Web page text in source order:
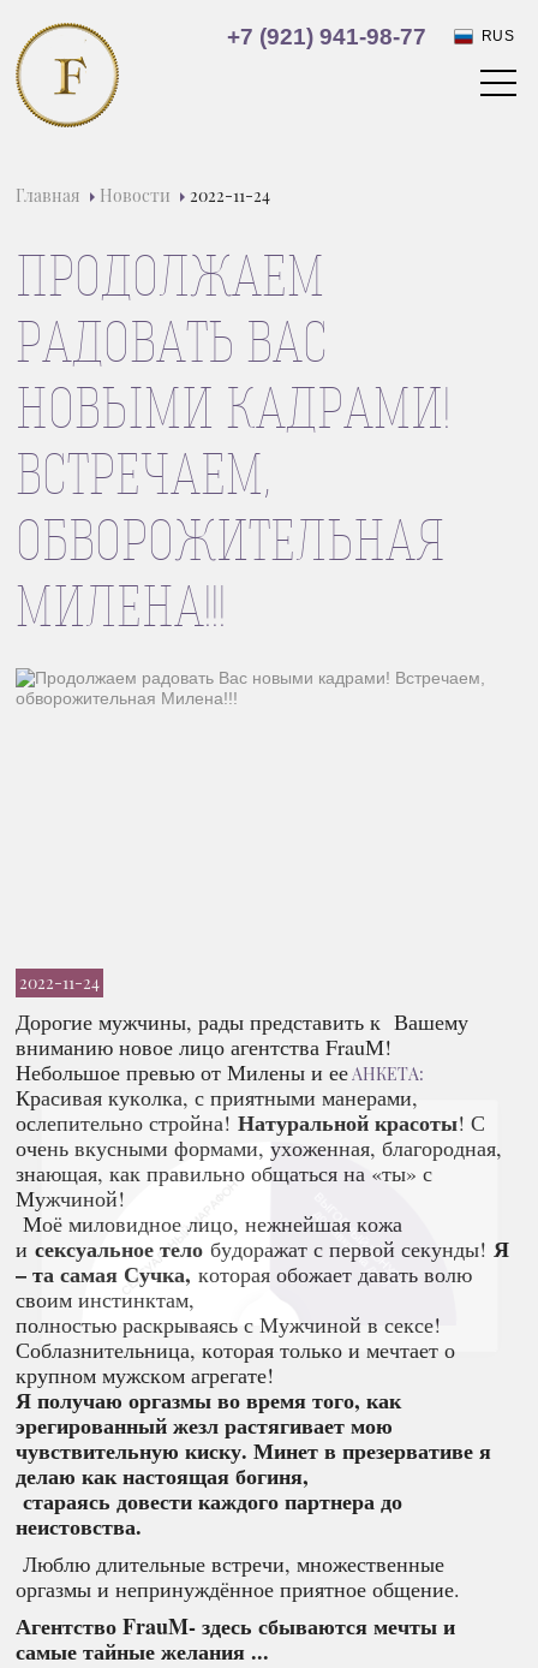
+7 (921) 941-98-77 RUS
Главная Новости 2022-11-24
ПРОДОЛЖАЕМ
РАДОВАТЬ ВАС
НОВЫМИ КАДРАМИ!
ВСТРЕЧАЕМ,
ОБВОРОЖИТЕЛЬНАЯ
МИЛЕНА!!!
2022-11-24
Дорогие мужчины, рады представить к Вашему
вниманию новое лицо агентства FrauМ!
Небольшое превью от Милены и ееАНКЕТА:
Красивая куколка, с приятными манерами,
ослепительно стройна! Натуральной красоты! С
очень вкусными формами, ухоженная, благородная,
знающая, как правильно общаться на «ты» с
Мужчиной!
Моё миловидное лицо, нежнейшая кожа
исексуальное тело будоражат с первой секунды! Я
– та самая Сучка, которая обожает давать волю
своим инстинктам,
полностью раскрываясь с Мужчиной в сексе!
Соблазнительница, которая только и мечтает о
крупном мужском агрегате!
Я получаю оргазмы во время того, как
эрегированный жезл растягивает мою
чувствительную киску. Минет в презервативе я
делаю как настоящая богиня,
стараясь довести каждого партнера до
неистовства.
Люблю длительные встречи, множественные
оргазмы и непринуждённое приятное общение.
Агентство FrauM- здесь сбываются мечты и
самые тайные желания ...